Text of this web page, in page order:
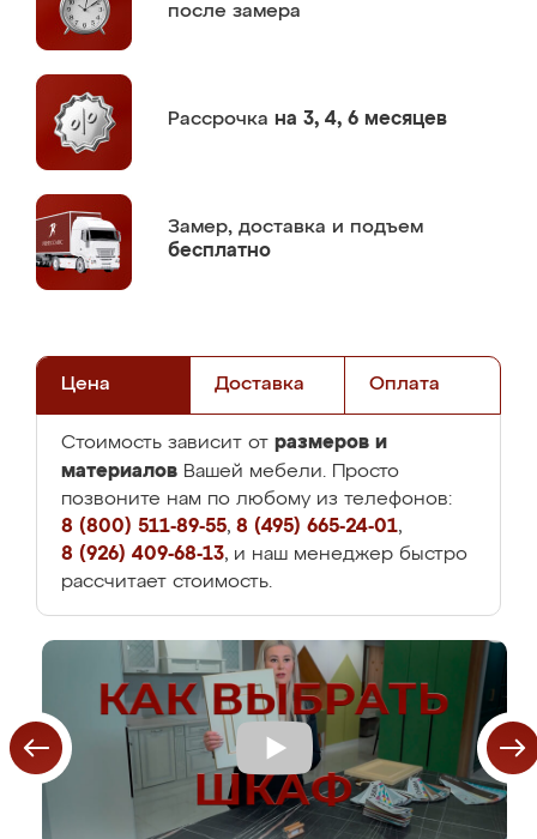
после замера
Рассрочка на 3, 4, 6 месяцев
Замер, доставка и подъем
бесплатно
Цена Доставка Оплата
Стоимость зависит от размеров и
материалов Вашей мебели. Просто
позвоните нам по любому из телефонов:
8 (800) 511-89-55, 8 (495) 665-24-01,
8 (926) 409-68-13, и наш менеджер быстро
рассчитает стоимость.